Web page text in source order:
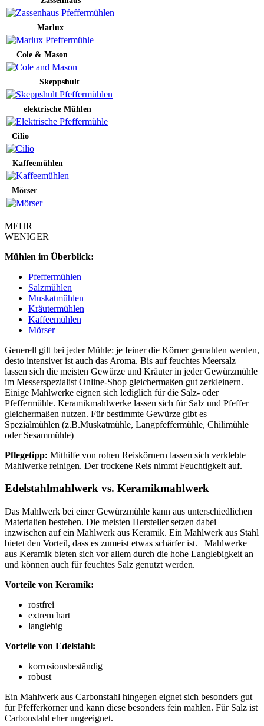
Marlux
Cole & Mason
Skeppshult
elektrische Mühlen
Cilio
Kaffeemühlen
Mörser
MEHR
WENIGER
Mühlen im Überblick:
Pfeffermühlen
Salzmühlen
Muskatmühlen
Kräutermühlen
Kaffeemühlen
Mörser
Generell gilt bei jeder Mühle: je feiner die Körner gemahlen werden,
desto intensiver ist auch das Aroma. Bis auf feuchtes Meersalz
lassen sich die meisten Gewürze und Kräuter in jeder Gewürzmühle
im Messerspezialist Online-Shop gleichermaßen gut zerkleinern.
Einige Mahlwerke eignen sich lediglich für die Salz- oder
Pfeffermühle. Keramikmahlwerke lassen sich für Salz und Pfeffer
gleichermaßen nutzen. Für bestimmte Gewürze gibt es
Spezialmühlen (z.B.Muskatmühle, Langpfeffermühle, Chilimühle
oder Sesammühle)
Pflegetipp: Mithilfe von rohen Reiskörnern lassen sich verklebte
Mahlwerke reinigen. Der trockene Reis nimmt Feuchtigkeit auf.
Edelstahlmahlwerk vs. Keramikmahlwerk
Das Mahlwerk bei einer Gewürzmühle kann aus unterschiedlichen
Materialien bestehen. Die meisten Hersteller setzen dabei
inzwischen auf ein Mahlwerk aus Keramik. Ein Mahlwerk aus Stahl
bietet den Vorteil, dass es zumeist etwas schärfer ist. Mahlwerke
aus Keramik bieten sich vor allem durch die hohe Langlebigkeit an
und können auch für feuchtes Salz genutzt werden.
Vorteile von Keramik:
rostfrei
extrem hart
langlebig
Vorteile von Edelstahl:
korrosionsbeständig
robust
Ein Mahlwerk aus Carbonstahl hingegen eignet sich besonders gut
für Pfefferkörner und kann diese besonders fein mahlen. Für Salz ist
Carbonstahl eher ungeeignet.